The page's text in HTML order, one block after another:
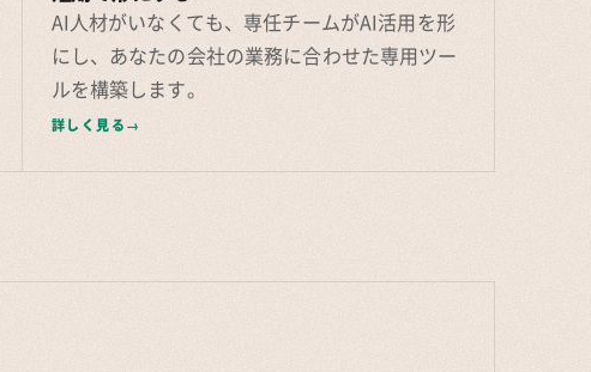
AI人材がいなくても、専任チームがAI活用を形
にし、あなたの会社の業務に合わせた専用ツー
ルを構築します。
詳しく見る